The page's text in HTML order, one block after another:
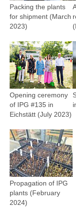
Packing the plants
for shipment (March
2023)
Show larger
Opening ceremony
of IPG #135 in
Eichstätt (July 2023)
Show larger version
Propagation of IPG
plants (February
2024)